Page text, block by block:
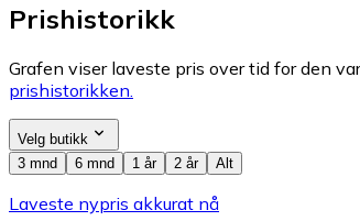
Prishistorikk
Grafen viser laveste pris over tid for den
prishistorikken.
Velg butikk
3 mnd
6 mnd 1 år 2 år Alt
Laveste nypris akkurat nå